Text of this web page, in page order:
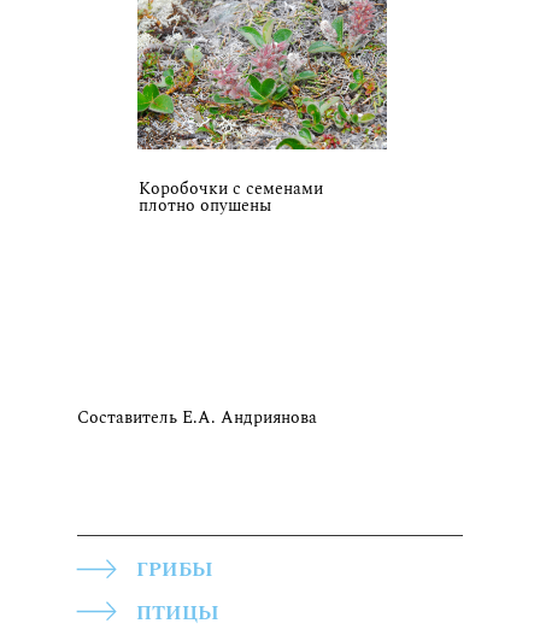
Составитель Е.А. Андриянова
Коробочки с семенами
плотно опушены
ГРИБЫ
ПТИЦЫ